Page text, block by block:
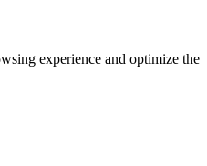
experience and optimize the